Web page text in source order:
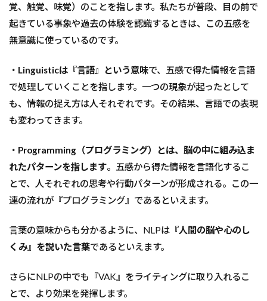
覚、触覚、味覚）のことを指します。私たちが普段、目の前で
起きている事象や過去の体験を認識するときは、この五感を
無意識に使っているのです。
・ Linguisticは『言語』という意味で、五感で得た情報を言語
で処理していくことを指します。一つの現象が起ったとして
も、情報の捉え方は人それぞれです。その結果、言語での表現
も変わってきます。
・ Programming（プログラミング）とは、脳の中に組み込ま
れたパターンを指します。五感から得た情報を言語化するこ
とで、人それぞれの思考や行動パターンが形成される。この一
連の流れが『プログラミング』であるといえます。
言葉の意味からも分かるように、NLPは 『人間の脳や心のし
くみ』を説いた言葉であるといえます。
さらにNLPの中でも『VAK』をライティングに取り入れるこ
とで、より効果を発揮します。